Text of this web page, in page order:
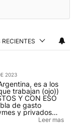
2023
es a los
trabajan (ojo))
Y CON ESO
y privados
con el lemaLeer mas